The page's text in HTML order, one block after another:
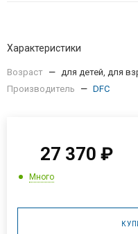
Характеристики
Возраст — для детей, для
Производитель
— DFC
27 370 ₽
Много